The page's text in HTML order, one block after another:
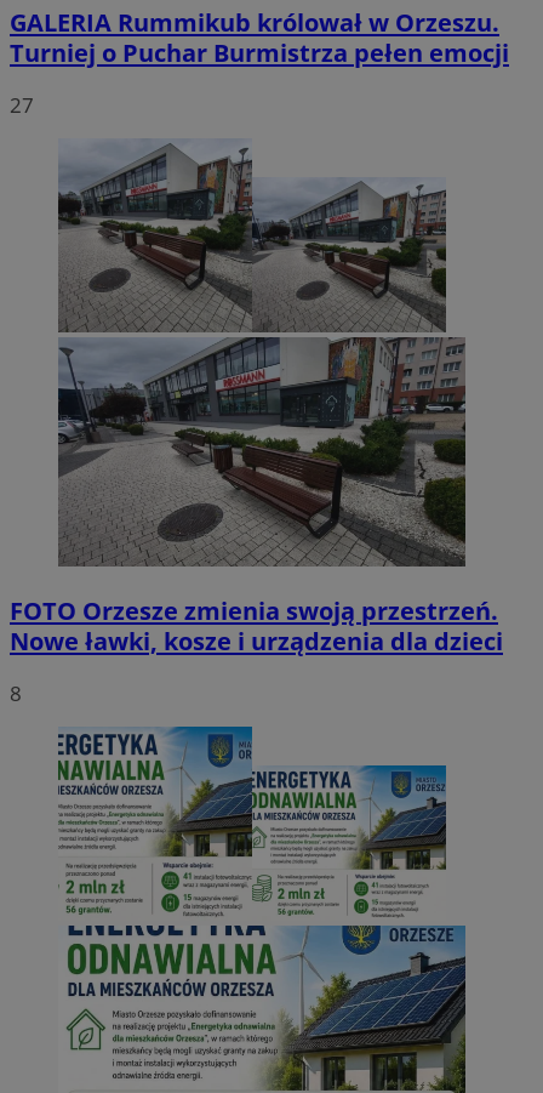
GALERIA Rummikub królował w Orzeszu.
Turniej o Puchar Burmistrza pełen emocji
27
FOTO Orzesze zmienia swoją przestrzeń.
Nowe ławki, kosze i urządzenia dla dzieci
8